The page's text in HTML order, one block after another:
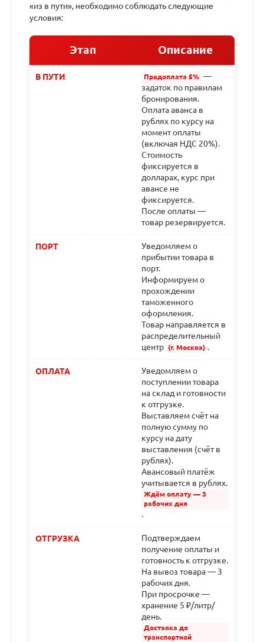
«из в пути», необходимо соблюдать следующие
условия:
Этап Описание
В ПУТИ Предоплата 5% —
задаток по правилам
бронирования.
Оплата аванса в
рублях по курсу на
момент оплаты
(включая НДС 20%).
Стоимость
фиксируется в
долларах, курс при
авансе не
фиксируется.
После оплаты —
товар резервируется.
ПОРТ
Уведомляем о
прибытии товара в
порт.
Информируем о
прохождении
таможенного
оформления.
Товар направляется в
распределительный
центр (г. Москва) .
ОПЛАТА
Уведомляем о
поступлении товара
на склад и готовности
к отгрузке.
Выставляем счёт на
полную сумму по
курсу на дату
выставления (счёт в
рублях).
Авансовый платёж
учитывается в рублях.
Ждём оплату — 3
рабочих дня
.
ОТГРУЗКА
Подтверждаем
получение оплаты и
готовность к отгрузке.
На вывоз товара — 3
рабочих дня.
При просрочке —
хранение 5 ₽/литр/
день.
Доставка до
транспортной